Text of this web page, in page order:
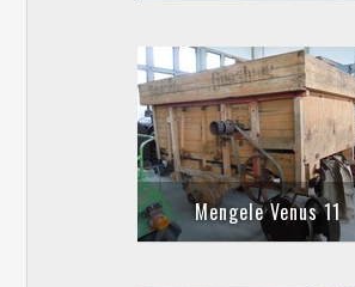
Mengele Venus 11